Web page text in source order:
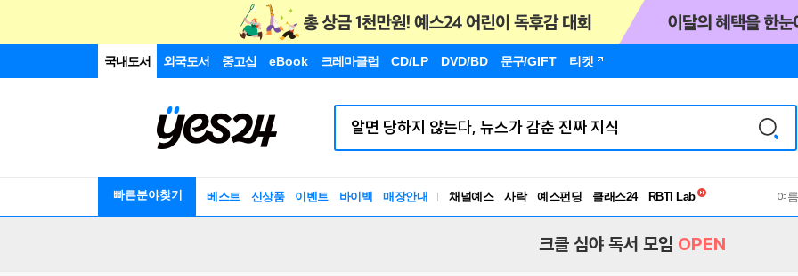
국내도서 외국도서 중고샵 eBook 크레마클럽 CD/LP DVD/BD 문구/GIFT 티켓
빠른분야찾기 베스트 신상품 이벤트 바이백 매장안내 채널예스 사락 예스펀딩 클래스24
RBTI Lab
독서유형검사
여
크클 심야 독서 모임 OPEN